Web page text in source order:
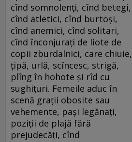
cînd somnolenţi, cînd betegi,
cînd atletici, cînd burtoşi,
cînd anemici, cînd solitari,
cînd înconjuraţi de liote de
copii zburdalnici, care chiuie,
ţipă, urlă, scîncesc, strigă,
plîng în hohote şi rîd cu
sughiţuri. Femeile aduc în
scenă graţii obosite sau
vehemente, paşi legănaţi,
poziţii de plajă fără
prejudecăţi, cînd